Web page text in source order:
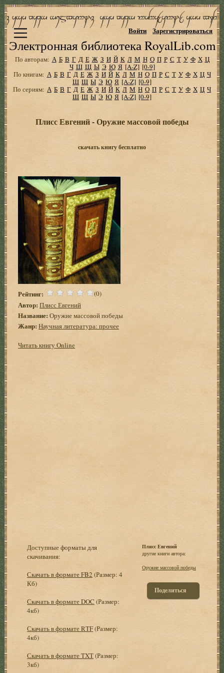
Электронная библиотека RoyalLib.com
Войти Зарегистрироваться
По авторам: А Б В Г Д Е Ж З И Й К Л М Н О П Р С Т У Ф Х Ц
Ч Ш Щ Ы Э Ю Я [A-Z] [0-9]
По книгам: А Б В Г Д Е Ж З И Й К Л М Н О П Р С Т У Ф Х Ц Ч
Ш Щ Ы Э Ю Я [A-Z] [0-9]
По сериям: А Б В Г Д Е Ж З И Й К Л М Н О П Р С Т У Ф Х Ц Ч
Ш Щ Ы Э Ю Я [A-Z] [0-9]
Плисс Евгений - Оружие массовой победы
скачать книгу бесплатно
Рейтинг: (0)
Автор: Плисс Евгений
Название: Оружие массовой победы
Жанр: Научная литература: прочее
Читать книгу Online
Доступные форматы для
скачивания:
Скачать в формате FB2 (Размер: 4
Кб)
Скачать в формате DOC (Размер:
4кб)
Скачать в формате RTF(Размер:
4кб)
Скачать в формате TXT(Размер:
3кб)
Плисс Евгений
другие книги автора:
Оружие массовой победы
Поделиться